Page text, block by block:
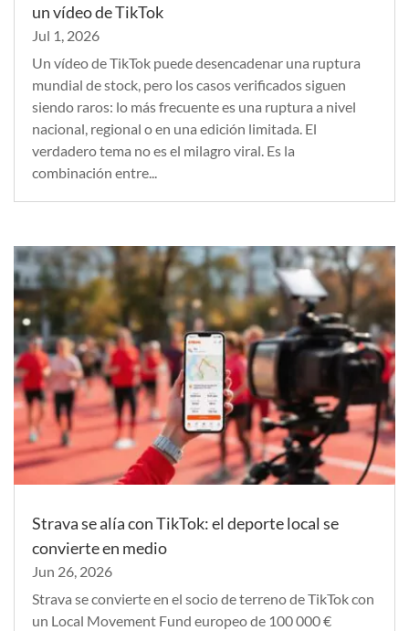
un vídeo de TikTok
Jul 1, 2026
Un vídeo de TikTok puede desencadenar una ruptura
mundial de stock, pero los casos verificados siguen
siendo raros: lo más frecuente es una ruptura a nivel
nacional, regional o en una edición limitada. El
verdadero tema no es el milagro viral. Es la
combinación entre...
Strava se alía con TikTok: el deporte local se
convierte en medio
Jun 26, 2026
Strava se convierte en el socio de terreno de TikTok con
un Local Movement Fund europeo de 100 000 €